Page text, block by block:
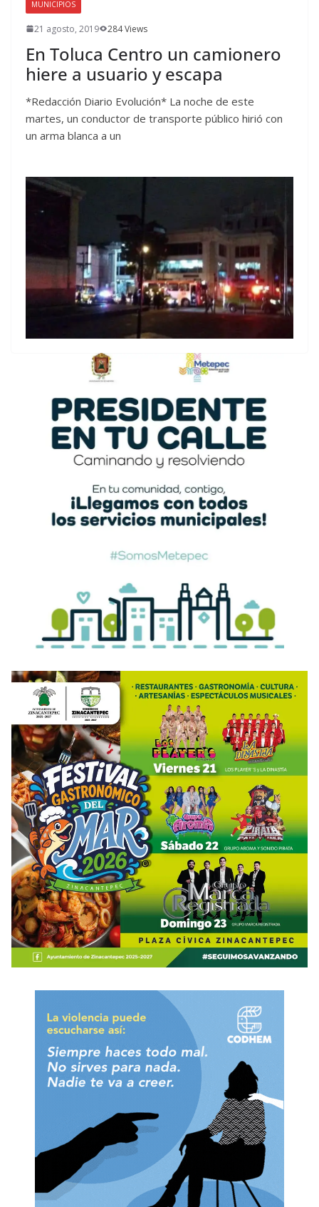
MUNICIPIOS
21 agosto, 2019 284 Views
En Toluca Centro un camionero
hiere a usuario y escapa
*Redacción Diario Evolución* La noche de este
martes, un conductor de transporte público hirió con
un arma blanca a un